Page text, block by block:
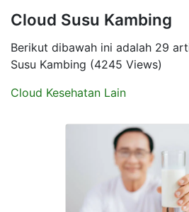
Cloud Susu Kambing
Berikut dibawah ini adalah 29
Susu Kambing (4245 Views)
Cloud Kesehatan Lain